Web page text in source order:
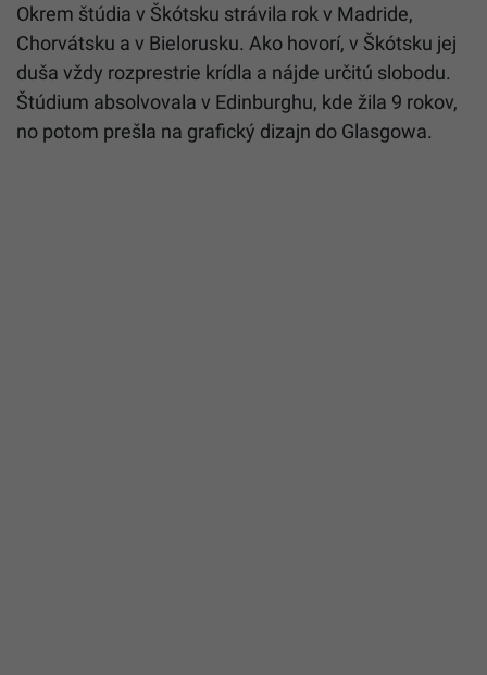
Okrem štúdia v Škótsku strávila rok v Madride,
Chorvátsku a v Bielorusku. Ako hovorí, v Škótsku jej
duša vždy rozprestrie krídla a nájde určitú slobodu.
Štúdium absolvovala v Edinburghu, kde žila 9 rokov,
no potom prešla na grafický dizajn do Glasgowa.